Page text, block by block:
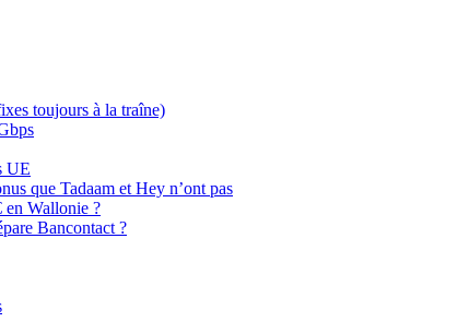
toujours à la traîne)
UE
que Tadaam et Hey n’ont pas
en Wallonie ?
Bancontact ?